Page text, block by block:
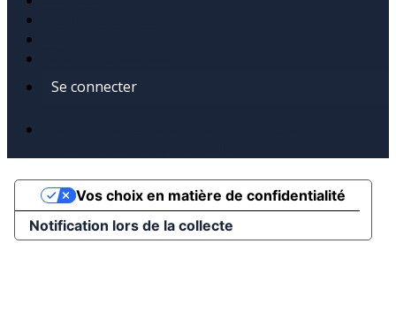
Se connecter
Notification lors de la collecte
Vos choix en matière de confidentialité